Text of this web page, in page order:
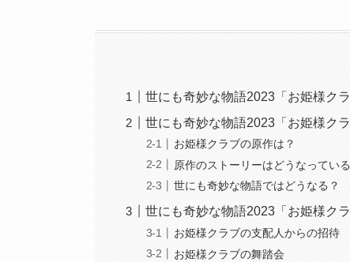
世にも奇妙な物語2023「お姫様ク
世にも奇妙な物語2023「お姫様ク
お姫様クラブの原作は？
原作のストーリーはどうなってい
世にも奇妙な物語ではどうなる？
世にも奇妙な物語2023「お姫様ク
お姫様クラブの支配人からの招待
お姫様クラブの舞踏会